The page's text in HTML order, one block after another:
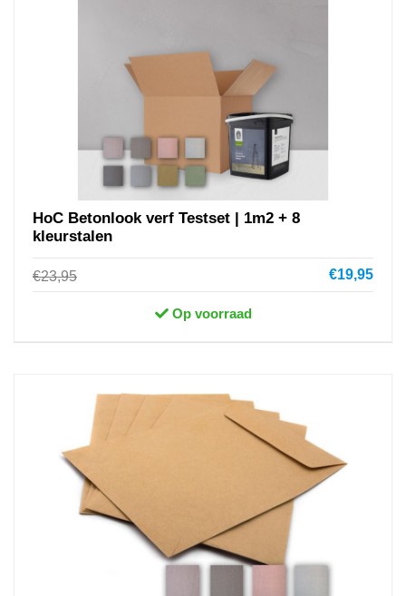
HoC Betonlook verf Testset | 1m2 + 8
kleurstalen
€23,95 €19,95
Op voorraad